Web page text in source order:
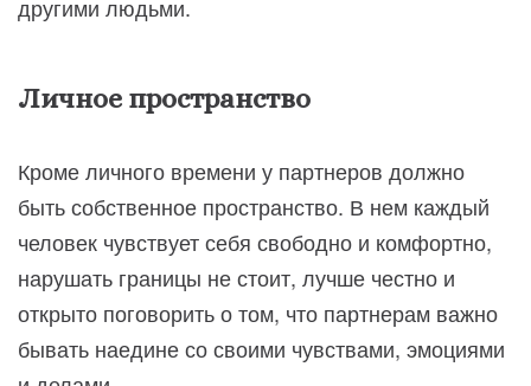
другими людьми.
Личное пространство
Кроме личного времени у партнеров должно
быть собственное пространство. В нем каждый
человек чувствует себя свободно и комфортно,
нарушать границы не стоит, лучше честно и
открыто поговорить о том, что партнерам важно
бывать наедине со своими чувствами, эмоциями